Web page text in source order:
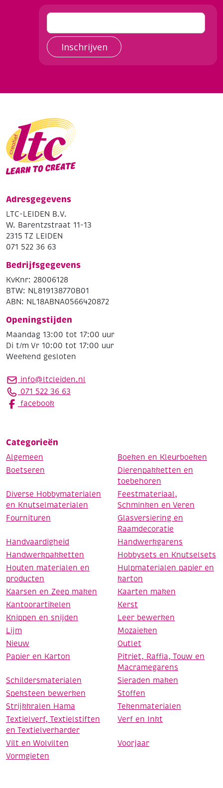
Inschrijven
Adresgegevens
LTC-LEIDEN B.V.
W. Barentzstraat 11-13
2315 TZ LEIDEN
071 522 36 63
Bedrijfsgegevens
KvKnr: 28006128
BTW: NL819138770B01
ABN: NL18ABNA0566420872
Openingstijden
Maandag 13:00 tot 17:00 uur
Di t/m Vr 10:00 tot 17:00 uur
Weekend gesloten
info@ltcleiden.nl
071 522 36 63
facebook
Categorieën
Algemeen
Boeken en Kleurboeken
Boetseren
Dierenpakketten en
toebehoren
Diverse Hobbymaterialen
en Knutselmaterialen
Feestmateriaal,
Schminken en Veren
Fournituren
Glasversiering en
Raamdecoratie
Handvaardigheid
Handwerkgarens
Handwerkpakketten
Hobbysets en Knutselsets
Houten materialen en
producten
Hulpmaterialen papier en
karton
Kaarsen en Zeep maken
Kaarten maken
Kantoorartikelen
Kerst
Knippen en snijden
Leer bewerken
Lijm
Mozaieken
Nieuw
Outlet
Papier en Karton
Pitriet, Raffia, Touw en
Macramegarens
Schildersmaterialen
Sieraden maken
Speksteen bewerken
Stoffen
Strijkkralen Hama
Tekenmaterialen
Textielverf, Textielstiften
en Textielverharder
Verf en Inkt
Vilt en Wolvilten
Voorjaar
Vormgieten